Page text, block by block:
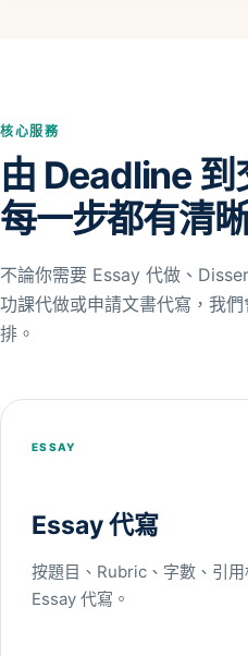
核心服務
由 Deadline 到
每一步都有清
不論你需要 Essay 代做、
功課代做或申請文書代寫，我
排。
ESSAY
Essay 代寫
按題目、Rubric、字數、引
Essay 代寫。